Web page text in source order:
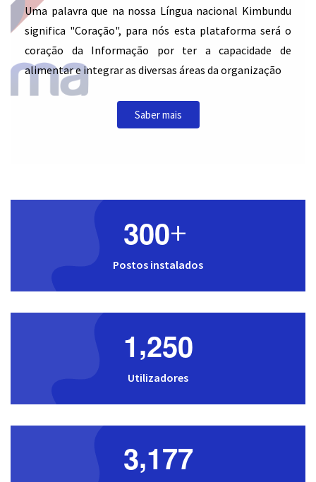
Uma palavra que na nossa Língua nacional Kimbundu
significa "Coração", para nós esta plataforma será o
coração da Informação por ter a capacidade de
alimentar e integrar as diversas áreas da organização
Saber mais
300+
Postos instalados
1,250
Utilizadores
3,177